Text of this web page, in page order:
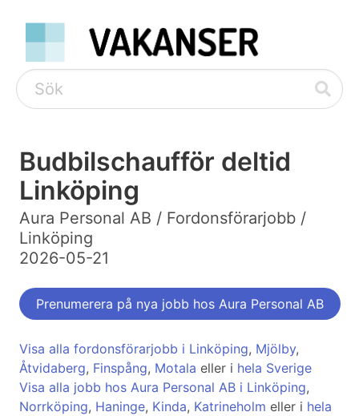
Budbilschaufför deltid
Linköping
Aura Personal AB / Fordonsförarjobb /
Linköping
2026-05-21
Prenumerera på nya jobb hos Aura Personal AB
Visa alla fordonsförarjobb i Linköping, Mjölby,
Åtvidaberg, Finspång, Motala eller i hela Sverige
Visa alla jobb hos Aura Personal AB i Linköping,
Norrköping, Haninge, Kinda, Katrineholm eller i hela